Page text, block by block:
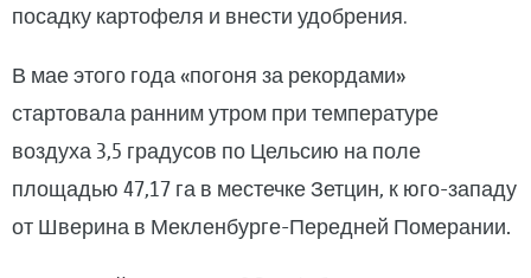
посадку картофеля и внести удобрения.
В мае этого года «погоня за рекордами»
стартовала ранним утром при температуре
воздуха 3,5 градусов по Цельсию на поле
площадью 47,17 га в местечке Зетцин, к юго-западу
от Шверина в Мекленбурге-Передней Померании.